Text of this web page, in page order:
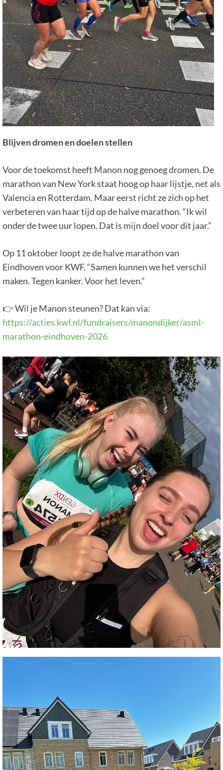
Blijven dromen en doelen stellen
Voor de toekomst heeft Manon nog genoeg dromen. De
marathon van New York staat hoog op haar lijstje, net als
Valencia en Rotterdam. Maar eerst richt ze zich op het
verbeteren van haar tijd op de halve marathon. “Ik wil
onder de twee uur lopen. Dat is mijn doel voor dit jaar.”
Op 11 oktober loopt ze de halve marathon van
Eindhoven voor KWF. “Samen kunnen we het verschil
maken. Tegen kanker. Voor het leven.”
👉 Wil je Manon steunen? Dat kan via:
https://acties.kwf.nl/fundraisers/manondijker/asml-
marathon-eindhoven-2026